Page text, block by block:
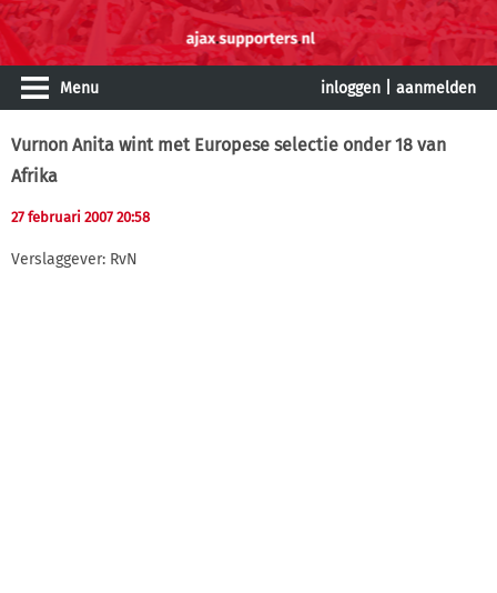
Menu inloggen aanmelden
Vurnon Anita wint met Europese selectie onder 18 van
Afrika
27 februari 2007 20:58
Verslaggever: RvN